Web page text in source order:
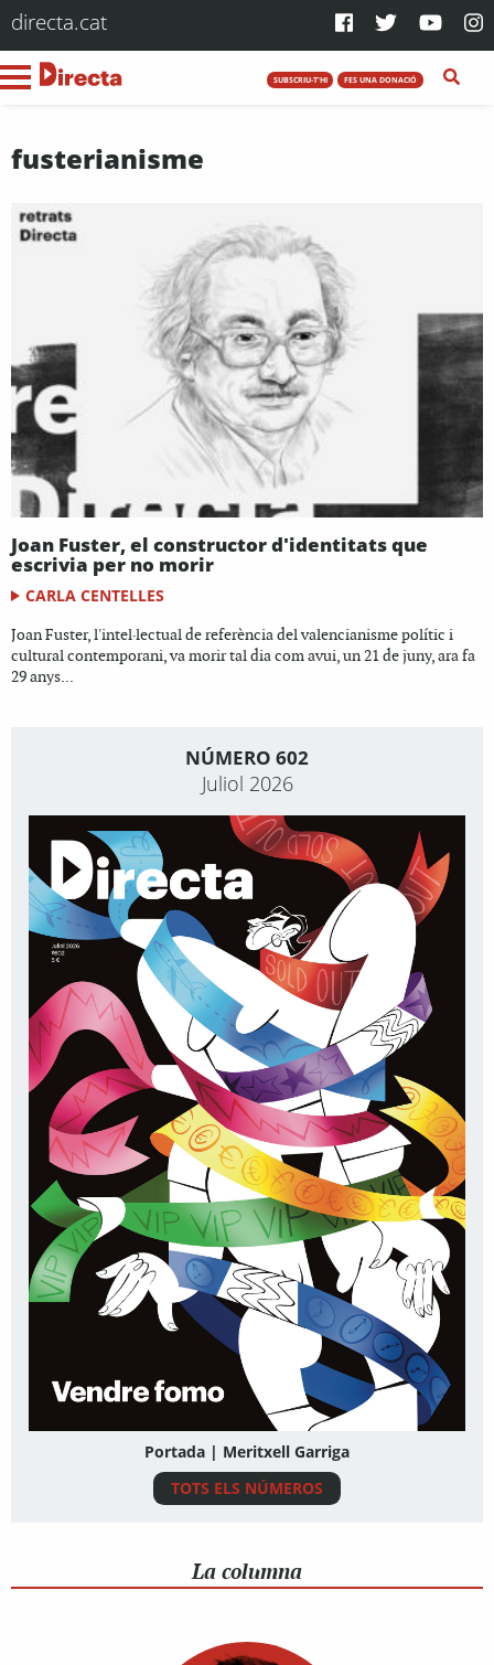
directa.cat
SUBSCRIU-T'HI FES UNA DONACIÓ
fusterianisme
Joan Fuster, el constructor d'identitats que
escrivia per no morir
CARLA CENTELLES
Joan Fuster, l'intel·lectual de referència del valencianisme polític i
cultural contemporani, va morir tal dia com avui, un 21 de juny, ara fa
29 anys...
NÚMERO 602
Juliol 2026
Portada | Meritxell Garriga
TOTS ELS NÚMEROS
La columna